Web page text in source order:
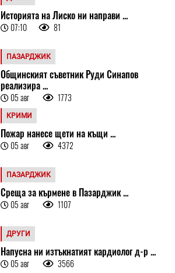
Историята на Лиско ни направи ...
07:10 81
ПАЗАРДЖИК
Общинският съветник Руди Синапов
реализира ...
05 авг 1773
КРИМИ
Пожар нанесе щети на къщи ...
05 авг 4372
ПАЗАРДЖИК
Среща за кърмене в Пазарджик ...
05 авг 1107
ДРУГИ
Напусна ни изтъкнатият кардиолог д-р ...
05 авг 3566